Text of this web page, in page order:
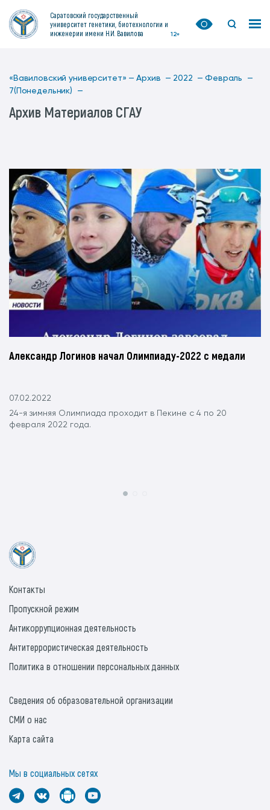
Саратовский государственный
университет генетики, биотехнологии и
инженерии имени Н.И. Вавилова
12+
«Вавиловский университет» — Архив — 2022 — Февраль —
7(Понедельник) —
Архив Материалов СГАУ
Александр Логинов начал Олимпиаду-2022 с медали
07.02.2022
24-я зимняя Олимпиада проходит в Пекине с 4 по 20
февраля 2022 года.
Контакты
Пропускной режим
Антикоррупционная деятельность
Антитеррористическая деятельность
Политика в отношении персональных данных
Сведения об образовательной организации
СМИ о нас
Карта сайта
Мы в социальных сетях